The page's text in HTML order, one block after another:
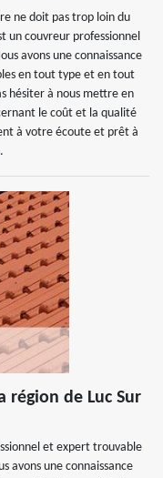
ne doit pas trop loin du
un couvreur professionnel
avons une connaissance
en tout type et en tout
hésiter à nous mettre en
le coût et la qualité
à votre écoute et prêt à
région de Luc Sur
et expert trouvable
avons une connaissance